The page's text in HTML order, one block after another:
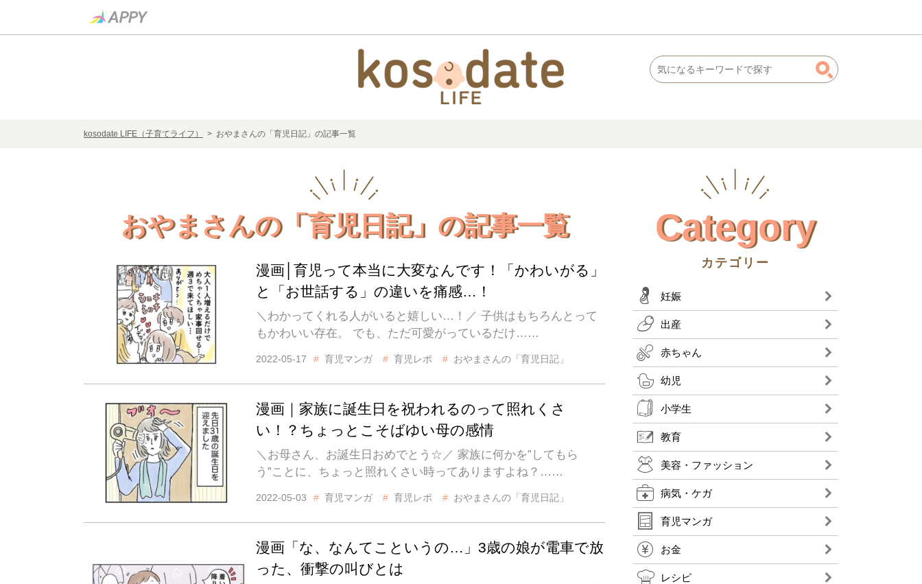
kosodate LIFE（子育てライフ） > おやまさんの「育児日記」の記事一覧
おやまさんの「育児日記」の記事一覧
漫画│育児って本当に大変なんです！「かわいがる」
と「お世話する」の違いを痛感…！
＼わかってくれる人がいると嬉しい…！／ 子供はもちろんとって
もかわいい存在。 でも、ただ可愛がっているだけ……
2022-05-17 育児マンガ 育児レポ おやまさんの「育児日記」
漫画｜家族に誕生日を祝われるのって照れくさ
い！？ちょっとこそばゆい母の感情
＼お母さん、お誕生日おめでとう☆／ 家族に何かを”してもら
う”ことに、ちょっと照れくさい時ってありますよね？……
2022-05-03 育児マンガ 育児レポ おやまさんの「育児日記」
漫画「な、なんてこというの…」3歳の娘が電車で放
った、衝撃の叫びとは
Category
カテゴリー
妊娠
出産
赤ちゃん
幼児
小学生
教育
美容・ファッション
病気・ケガ
育児マンガ
お金
レシピ